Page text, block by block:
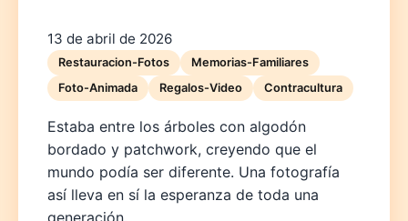
13 de abril de 2026
Restauracion-Fotos
Memorias-Familiares
Foto-Animada
Regalos-Video Contracultura
Estaba entre los árboles con algodón
bordado y patchwork, creyendo que el
mundo podía ser diferente. Una fotografía
así lleva en sí la esperanza de toda una
generación.